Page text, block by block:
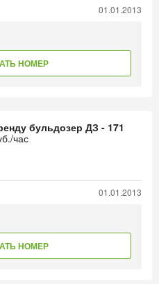
01.01.2013
НОМЕР
бульдозер ДЗ - 171
час
01.01.2013
НОМЕР